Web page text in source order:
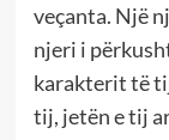
veçanta. Një
njeri i
karakterit të
tij, jetën e tij